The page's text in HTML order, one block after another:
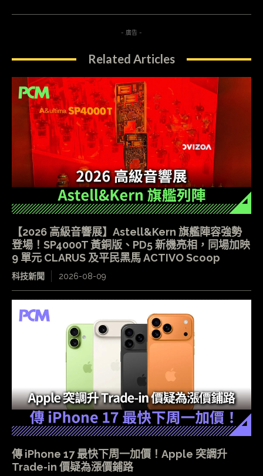
- 廣告 -
Related Articles
【2026 高級音響展】Astell&Kern 旗艦陣容強勢
登場！SP4000T 黃銅版、PD5 新機亮相，同場加映
9 單元 CLARUS 及平民黑馬 ACTIVO Scoop
科技新聞 2026-08-09
傳 iPhone 17 最快下周一加價！Apple 突調升
Trade-in 價疑為漲價鋪路